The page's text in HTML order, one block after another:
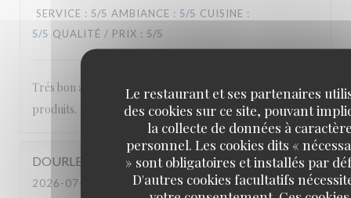
Le restaurant et ses partenaires
des cookies sur ce site, pouvant
la collecte de données à
personnel. Les cookies dits «
» sont obligatoires et installés par
D'autres cookies facultatifs
SERVICE : 5/5 AMBIANCE : 5/5 CUISINE :
5/5 QUALITÉ / PRIX : 5/5
Trés bon accueil; service rapide et belle qualité de
produits.
DOURLENS
2026-07-22
- 19:30 - COUVERTS 2